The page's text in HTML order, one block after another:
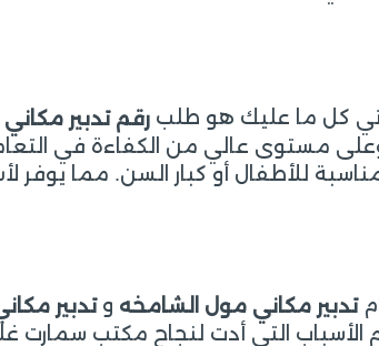
كل ما عليك هو طلبرقم تدبير
مستوى عالي من الكفاءة في
للأطفال أو كبار السن. مما
تدبير مكاني مول الشامخه وتدبير
الأسباب التي أدت لنجاح مكتب سمارت